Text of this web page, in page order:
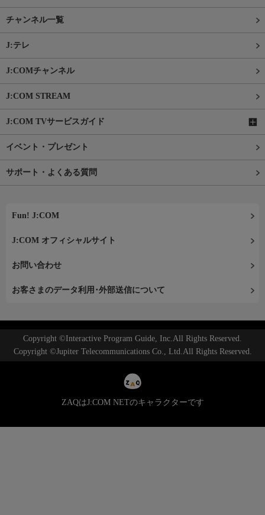
チャンネル一覧
J:テレ
J:COMチャンネル
J:COM STREAM
J:COM TVサービスガイド
イベント・プレゼント
サポート・よくある質問
Fun! J:COM
J:COM オフィシャルサイト
お問い合わせ
お客さまのデータ利用･外部送信について
Copyright ©Interactive Program Guide, Inc.All Rights Reserved.
Copyright ©Jupiter Telecommunications Co., Ltd.All Rights Reserved.
ZAQはJ:COM NETのキャラクターです